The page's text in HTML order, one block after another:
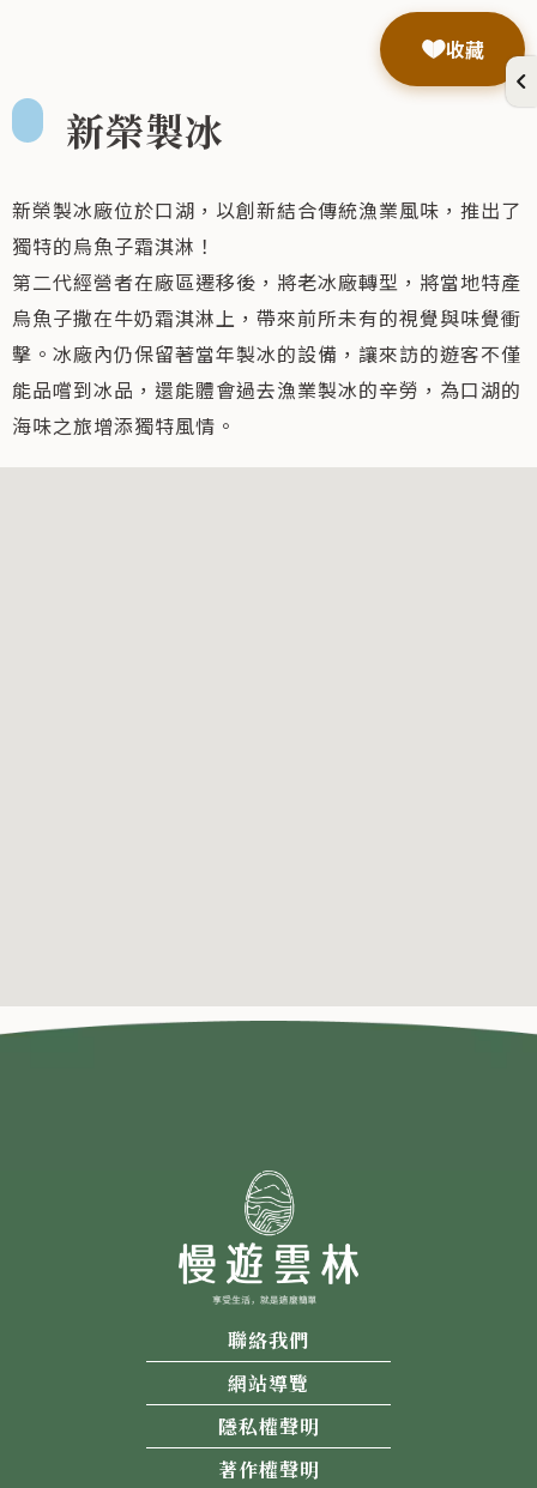
新榮製冰
新榮製冰廠位於口湖，以創新結合傳統漁業風味，推出了
獨特的烏魚子霜淇淋！
第二代經營者在廠區遷移後，將老冰廠轉型，將當地特產
烏魚子撒在牛奶霜淇淋上，帶來前所未有的視覺與味覺衝
擊。冰廠內仍保留著當年製冰的設備，讓來訪的遊客不僅
能品嚐到冰品，還能體會過去漁業製冰的辛勞，為口湖的
海味之旅增添獨特風情。
收藏
聯絡我們
網站導覽
隱私權聲明
著作權聲明